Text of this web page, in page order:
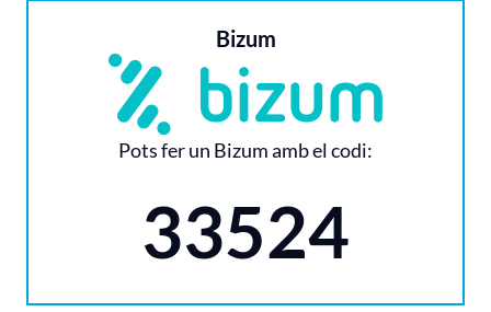
Bizum
Pots fer un Bizum amb el codi:
33524